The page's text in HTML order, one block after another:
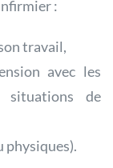
:
travail,
avec les
situations de
physiques).